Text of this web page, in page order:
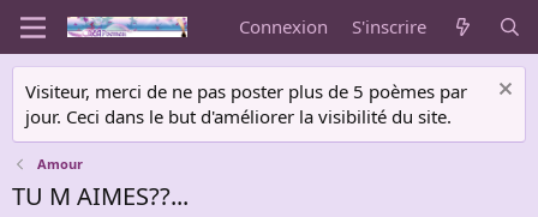
Connexion S'inscrire
Visiteur, merci de ne pas poster plus de 5 poèmes par
jour. Ceci dans le but d'améliorer la visibilité du site.
Amour
TU M AIMES??...